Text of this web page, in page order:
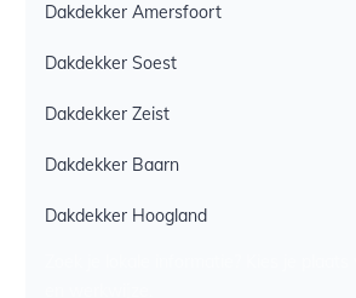
Dakdekker Amersfoort
Dakdekker Soest
Dakdekker Zeist
Dakdekker Baarn
Dakdekker Hoogland